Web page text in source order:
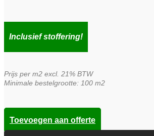
Inclusief stoffering!
Prijs per m2 excl. 21% BTW
Minimale bestelgrootte: 100 m2
Toevoegen aan offerte